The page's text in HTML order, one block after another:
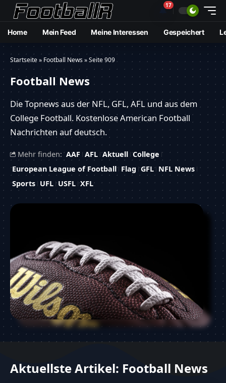
🔔17
Home Mein Feed Meine Interessen Gespeichert
Startseite» Football News»Seite 909
Football News
Die Topnews aus der NFL, GFL, AFL und aus dem
College Football. Kostenlose American Football
Nachrichten auf deutsch.
Mehr finden: AAF AFL Aktuell College
European League of Football Flag GFL NFL News
Sports UFL USFL XFL
Aktuellste Artikel: Football News